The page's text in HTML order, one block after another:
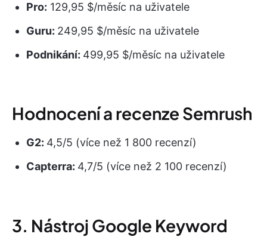
Pro: 129,95 $/měsíc na uživatele
Guru: 249,95 $/měsíc na uživatele
Podnikání: 499,95 $/měsíc na uživatele
Hodnocení a recenze Semrush
G2: 4,5/5 (více než 1 800 recenzí)
Capterra: 4,7/5 (více než 2 100 recenzí)
3. Nástroj Google Keyword